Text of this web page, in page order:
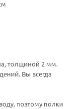
толщиной 2 мм.
Вы всегда
поэтому полки